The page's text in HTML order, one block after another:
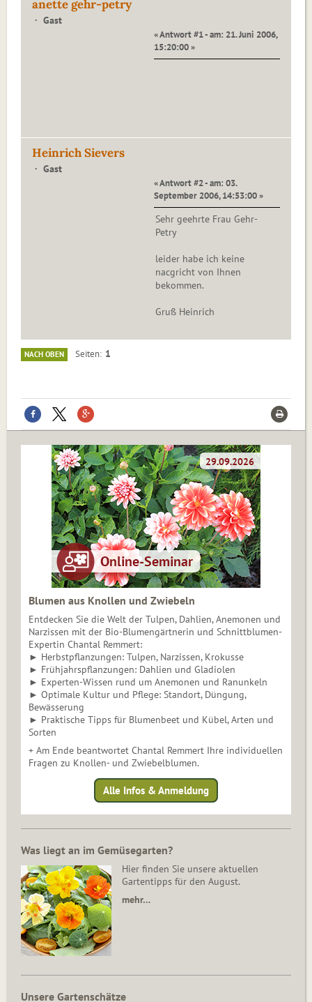
anette gehr-petry
Gast
« Antwort #1 - am: 21. Juni 2006,
15:20:00 »
Heinrich Sievers
Gast
« Antwort #2 - am: 03.
September 2006, 14:53:00 »
Sehr geehrte Frau Gehr-
Petry
leider habe ich keine
nacgricht von Ihnen
bekommen.
Gruß Heinrich
NACH OBEN Seiten 1
Blumen aus Knollen und Zwiebeln
Entdecken Sie die Welt der Tulpen, Dahlien, Anemonen und
Narzissen mit der Bio-Blumengärtnerin und Schnittblumen-
Expertin Chantal Remmert:
► Herbstpflanzungen: Tulpen, Narzissen, Krokusse
► Frühjahrspflanzungen: Dahlien und Gladiolen
► Experten-Wissen rund um Anemonen und Ranunkeln
► Optimale Kultur und Pflege: Standort, Düngung,
Bewässerung
► Praktische Tipps für Blumenbeet und Kübel, Arten und
Sorten
+ Am Ende beantwortet Chantal Remmert Ihre individuellen
Fragen zu Knollen- und Zwiebelblumen.
Alle Infos & Anmeldung
Was liegt an im Gemüsegarten?
Hier finden Sie unsere aktuellen
Gartentipps für den August.
mehr…
Unsere Gartenschätze